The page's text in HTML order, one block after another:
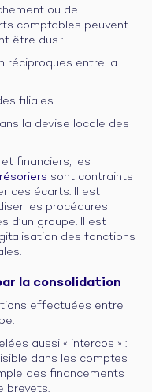
ou de
comptables peuvent
être dus :
réciproques entre la
filiales
la devise locale des
financiers, les
sont contraints
ces écarts. Il est
les procédures
d’un groupe. Il est
des fonctions
la consolidation
effectuées entre
aussi « intercos » :
dans les comptes
des financements
brevets.